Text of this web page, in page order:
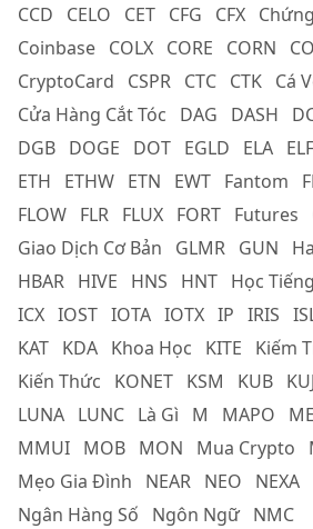
CCD
CELO CET CFG CFX
Coinbase COLX CORE CORN
CryptoCard
CSPR CTC CTK Cá
Cửa Hàng Cắt Tóc
DAG DASH
DGB DOGE DOT EGLD ELA ELF
ETH
ETHW ETN EWT Fantom
FLOW FLR FLUX FORT Futures
Giao Dịch Cơ Bản
GLMR GUN
HBAR HIVE HNS HNT Học
ICX IOST IOTA IOTX IP IRIS
KAT KDA Khoa Học KITE
Kiếm
Kiến Thức
KONET KSM KUB
LUNA LUNC Là Gì M MAPO
MMUI MOB MON Mua Crypto
Mẹo Gia Đình
NEAR NEO NEXA
Ngân Hàng Số
Ngôn Ngữ NMC